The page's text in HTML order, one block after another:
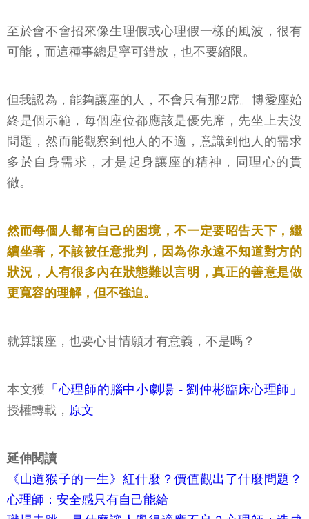
至於會不會招來像生理假或心理假一樣的風波，很有
可能，而這種事總是寧可錯放，也不要縮限。
但我認為，能夠讓座的人，不會只有那2席。博愛座始
終是個示範，每個座位都應該是優先席，先坐上去沒
問題，然而能觀察到他人的不適，意識到他人的需求
多於自身需求，才是起身讓座的精神，同理心的貫
徹。
然而每個人都有自己的困境，不一定要昭告天下，繼
續坐著，不該被任意批判，因為你永遠不知道對方的
狀況，人有很多內在狀態難以言明，真正的善意是做
更寬容的理解，但不強迫。
就算讓座，也要心甘情願才有意義，不是嗎？
本文獲 「心理師的腦中小劇場 - 劉仲彬臨床心理師」
授權轉載， 原文
延伸閱讀
《山道猴子的一生》紅什麼？價值觀出了什麼問題？
心理師：安全感只有自己能給